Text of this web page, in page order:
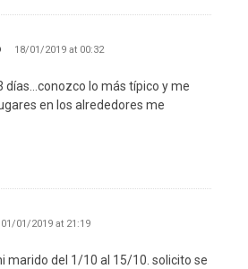
18/01/2019 at 00:32
días…conozco lo más típico y me
en los alrededores me
01/01/2019 at 21:19
marido del 1/10 al 15/10. solicito se